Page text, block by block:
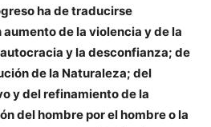
ha de traducirse
de la violencia y de la
y la desconfianza; de
de la Naturaleza; del
y del refinamiento de la
del hombre por el hombre o la